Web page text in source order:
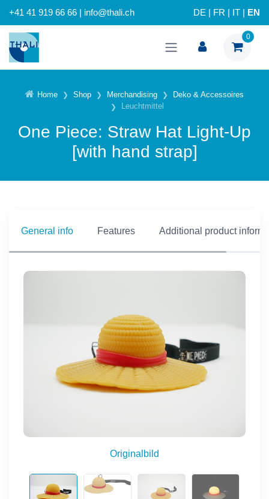
+41 41 919 66 66 | info@thali.ch DE FR IT EN
0
Home Shop Merchandising
Deko & Accessoires
Leuchtmittel
One Piece: Straw Hat Light-Up
[with hand strap]
General info Features Additional product
Originalbild